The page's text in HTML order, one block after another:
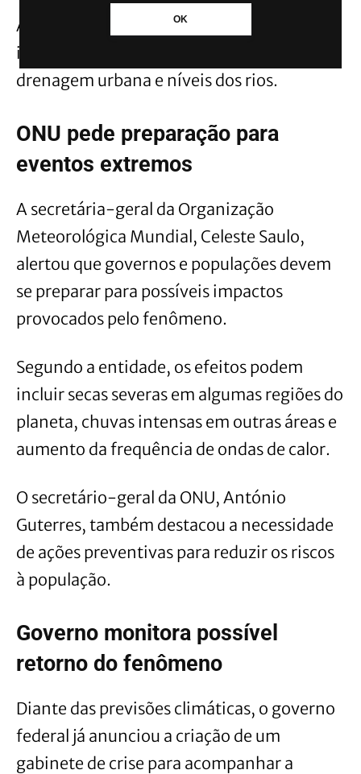
OK
Além disso, o excesso de precipitação pode
impactar lavouras, estradas, sistemas de
drenagem urbana e níveis dos rios.
ONU pede preparação para
eventos extremos
A secretária-geral da Organização
Meteorológica Mundial, Celeste Saulo,
alertou que governos e populações devem
se preparar para possíveis impactos
provocados pelo fenômeno.
Segundo a entidade, os efeitos podem
incluir secas severas em algumas regiões do
planeta, chuvas intensas em outras áreas e
aumento da frequência de ondas de calor.
O secretário-geral da ONU, António
Guterres, também destacou a necessidade
de ações preventivas para reduzir os riscos
à população.
Governo monitora possível
retorno do fenômeno
Diante das previsões climáticas, o governo
federal já anunciou a criação de um
gabinete de crise para acompanhar a